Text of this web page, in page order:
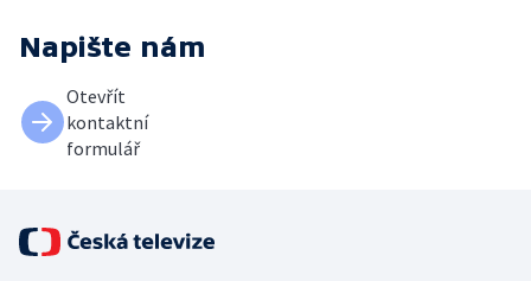
Napište nám
Otevřít
kontaktní
formulář